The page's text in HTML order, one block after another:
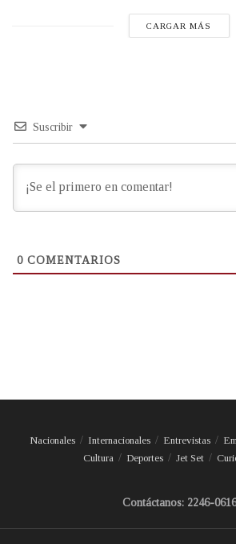
CARGAR MÁS
Suscribir
0 COMENTARIOS
Nacionales Internacionales Entrevistas
Cultura
Deportes Jet Set
Contáctanos: 2246-0616